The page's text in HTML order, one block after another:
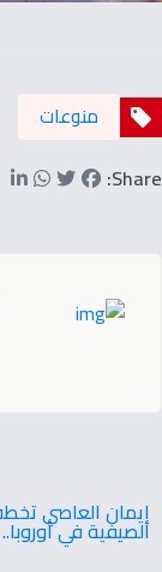
منوعات
Share:
إيمان العاصي
الصيفية في